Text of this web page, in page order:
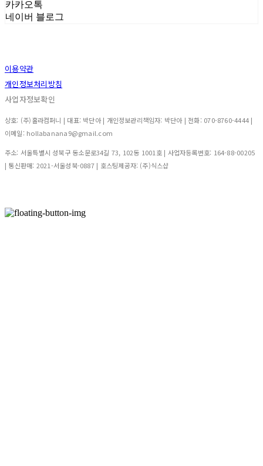
카카오톡
네이버 블로그
이용약관
개인정보처리방침
사업자정보확인
상호: (주)홀라컴퍼니 | 대표: 박단아 | 개인정보관리책임자: 박단아 | 전화: 070-8760-4444 |
이메일: hollabanana9@gmail.com
주소: 서울특별시 성북구 동소문로34길 73, 102동 1001호 | 사업자등록번호: 164-88-00205
| 통신판매: 2021-서울성북-0887| 호스팅제공자: (주)식스샵